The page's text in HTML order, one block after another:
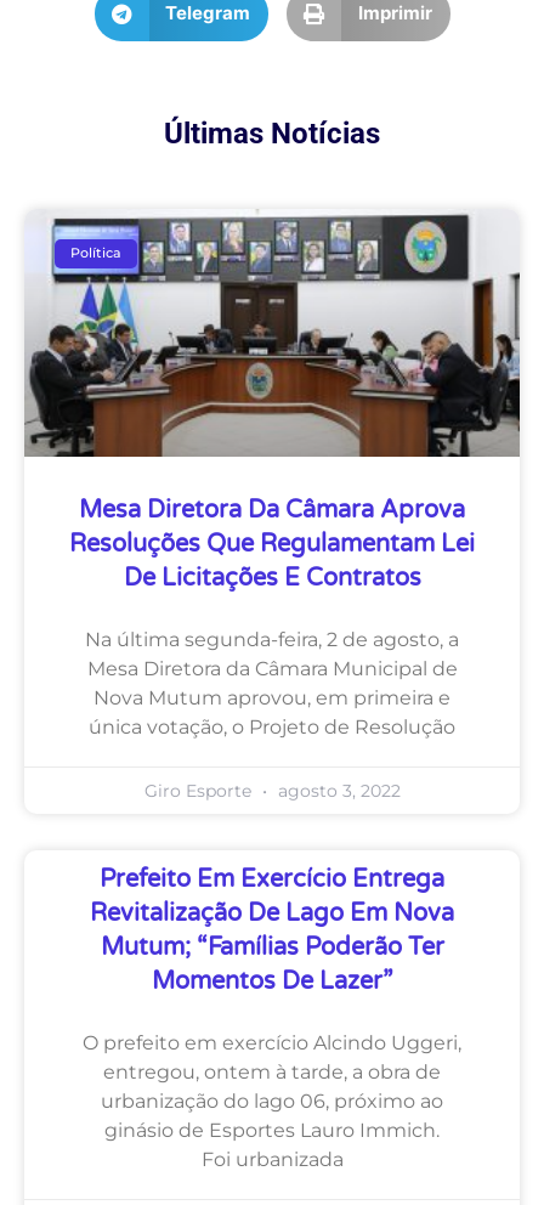
Telegram Imprimir
Últimas Notícias
Política
Mesa Diretora Da Câmara Aprova
Resoluções Que Regulamentam Lei
De Licitações E Contratos
Na última segunda-feira, 2 de agosto, a
Mesa Diretora da Câmara Municipal de
Nova Mutum aprovou, em primeira e
única votação, o Projeto de Resolução
Giro Esporte agosto 3, 2022
Prefeito Em Exercício Entrega
Revitalização De Lago Em Nova
Mutum; “famílias Poderão Ter
Momentos De Lazer”
O prefeito em exercício Alcindo Uggeri,
entregou, ontem à tarde, a obra de
urbanização do lago 06, próximo ao
ginásio de Esportes Lauro Immich.
Foi urbanizada